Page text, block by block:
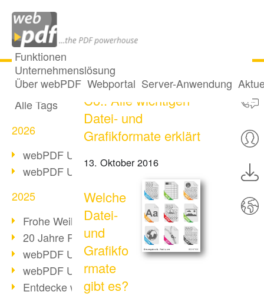
Funktionen
Unternehmenslösung
Über webPDF Webportal Server-Anwendung
Alle Beiträge
Alle Tags
2026
webPDF Update 10.0.5
webPDF Update 10.0.4
2025
Frohe Weihnachten & Auszeit
20 Jahre PDF/A
webPDF Update 10.0.3
webPDF Update 10.0.2
Entdecke webPDF 10
PDF, DOCX, JPG &
Co.: Alle wichtigen
Datei- und
Grafikformate erklärt
13. Oktober 2016
Welche
Datei-
und
Grafikfo
rmate
gibt es?